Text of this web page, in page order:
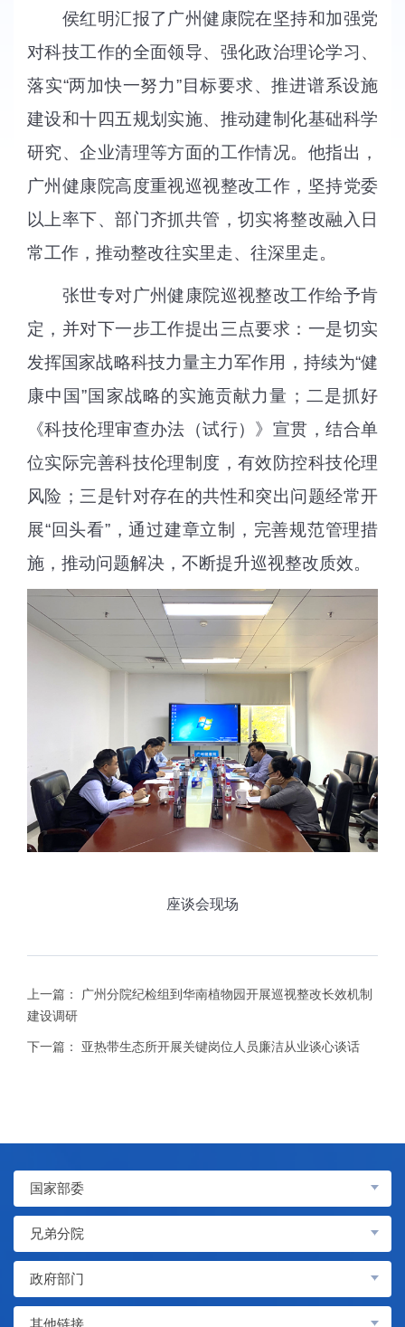
侯红明汇报了 广州健康院在坚持和加强党
对科技工作的全面领导、 强化政治理论学习、
落实“两加快一努力”目标要求、推进谱系设施
建设和十四五规划 实施、推动建制化基础科学
研究、企业清理等方面的工作情况。他指出，
广州 健康院高度重视巡视整改工作 ，坚持党委
以上率下、部门齐抓共管，切实将整改融入日
常工作，推动整改往实里走、往深里走。
张世专对广州健康院巡视整改工作给予肯
定，并对下一步工作提出三点要求：一是切实
发挥国家战略科技力量主力军作用，持续为“健
康中国”国家战略的实施贡献力量；二是抓好
《科技伦理审查办法（试行） 》宣贯，结合单
位实际完善科技伦理制度，有效防控科技伦理
风险；三是针对存在的共性和突出问题经常开
展“回头看”，通过建章立制，完善规范管理措
施，推动问题解决， 不断提升巡视整改质效。
座谈会现场
上一篇：
广州分院纪检组到华南植物园开展巡视整改长效机制
建设调研
下一篇： 亚热带生态所开展关键岗位人员廉洁从业谈心谈话
国家部委
兄弟分院
政府部门
其他链接